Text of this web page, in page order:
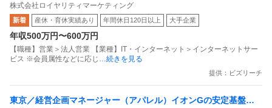
内最大級の共通ポイントサービスを展開／無駄のない消費社会を
目指すデータマーケティングカンパニー」
株式会社ロイヤリティマーケティング
新着 産休・育休実績あり 年間休日120日以上 大手企業
年収500万円〜600万円
【職種】営業＞法人営業 【業種】IT・インターネット＞インターネットサー
ビス ※会員属性などに応じ
…続きを見る
提供：ビズリーチ
東京／経営企画マネージャー（アパレル）イオンGの安定基盤／